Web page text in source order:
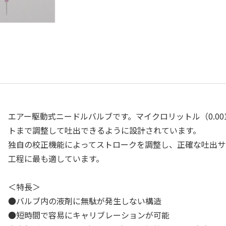
エアー駆動式ニードルバルブです。マイクロリットル（
トまで調整して吐出できるように設計されています。
独自の校正機能によってストロークを調整し、正確な吐出
工程に最も適しています。
＜特長＞
●バルブ内の液剤に無駄が発生しない構造
●短時間で容易にキャリブレーションが可能